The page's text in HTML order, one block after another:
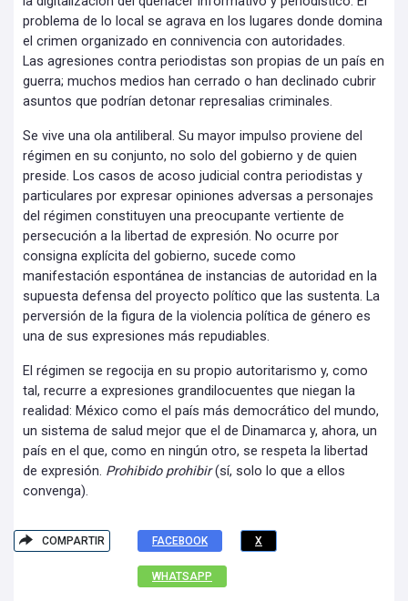
problema de lo local se agrava en los lugares donde domina
el crimen organizado en connivencia con autoridades.
Las agresiones contra periodistas son propias de un país en
guerra; muchos medios han cerrado o han declinado cubrir
asuntos que podrían detonar represalias criminales.
Se vive una ola antiliberal. Su mayor impulso proviene del
régimen en su conjunto, no solo del gobierno y de quien
preside. Los casos de acoso judicial contra periodistas y
particulares por expresar opiniones adversas a personajes
del régimen constituyen una preocupante vertiente de
persecución a la libertad de expresión. No ocurre por
consigna explícita del gobierno, sucede como
manifestación espontánea de instancias de autoridad en la
supuesta defensa del proyecto político que las sustenta. La
perversión de la figura de la violencia política de género es
una de sus expresiones más repudiables.
El régimen se regocija en su propio autoritarismo y, como
tal, recurre a expresiones grandilocuentes que niegan la
realidad: México como el país más democrático del mundo,
un sistema de salud mejor que el de Dinamarca y, ahora, un
país en el que, como en ningún otro, se respeta la libertad
de expresión. Prohibido prohibir(sí, solo lo que a ellos
convenga).
COMPARTIR FACEBOOK X
WHATSAPP